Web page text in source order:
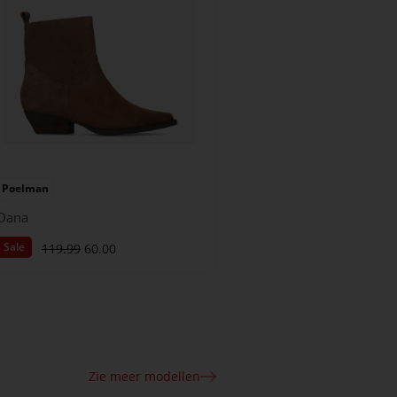
Poelman
Sale 119.99 60.00
Zie meer modellen